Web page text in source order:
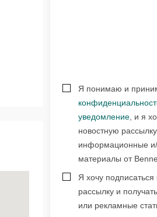
Я понимаю и
уведомление , и я
новостную
информационные
материалы от
Я хочу
рассылку и
или рекламные